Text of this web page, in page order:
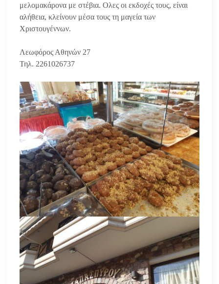
μελομακάρονα με στέβια. Ολες οι εκδοχές τους, είναι
αλήθεια, κλείνουν μέσα τους τη μαγεία των
Χριστουγέννων.
Λεωφόρος Αθηνών 27
Τηλ. 2261026737